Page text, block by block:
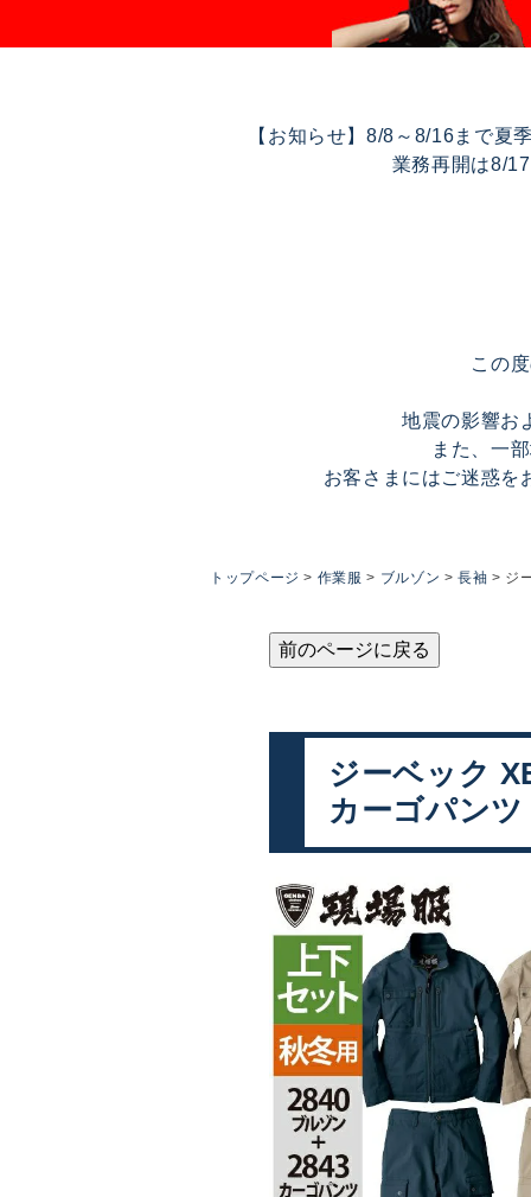
【お知らせ】8/8～8/16まで夏
業務再開は8/
この
地震の影響お
また、一
お客さまにはご迷惑を
トップページ 作業服 ブルゾン 長袖 ジ
前のページに戻る
ジーベック
カーゴパン